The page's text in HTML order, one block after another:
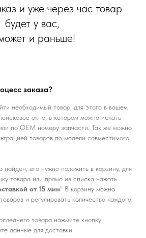
и уже через час товар
будет у вас,
и раньше!
заказа?
необходимый товар, для этого в вашем
окно, в котором можно искать
по ОЕМ номеру запчасти. Так же можно
товаров по модели совместимого
найден, его нужно положить в корзину, для
товара или прямо из списка нажать
от 15 мин" В корзину можно
и регулировать количество каждого.
товара нажмите кнопку
данные для доставки.